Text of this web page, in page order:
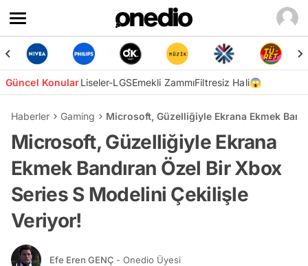
Güncel KonularLiseler-LGSEmekli ZammıFiltresiz Hali😱
Haberler Gaming Microsoft, Güzelliğiyle Ekrana Ekmek
Microsoft, Güzelliğiyle Ekrana
Ekmek Bandıran Özel Bir Xbox
Series S Modelini Çekilişle
Veriyor!
Efe Eren GENÇ - Onedio Üyesi